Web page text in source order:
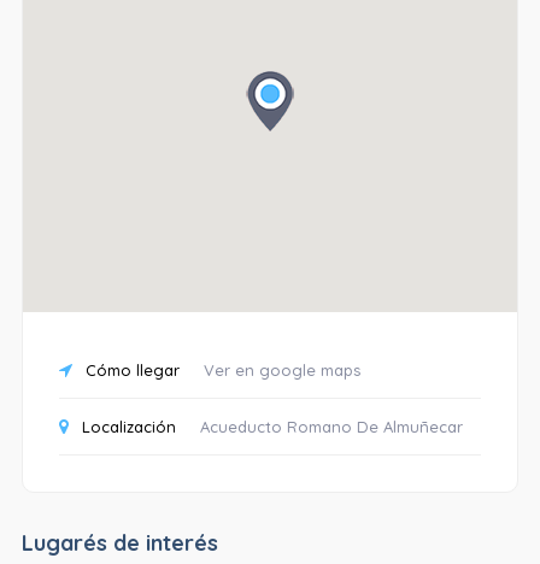
Cómo llegar Ver en google maps
Localización Acueducto Romano De Almuñecar
Lugarés de interés